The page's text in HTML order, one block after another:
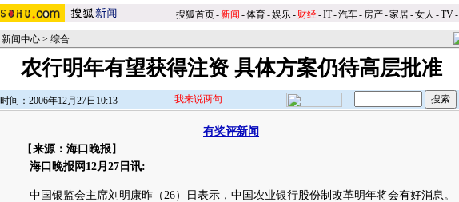
搜狐首页-新闻 -体育-娱乐- 财经-IT-汽车- 房产-家居-女人 -TV-
新闻中心 > 综合
农行明年有望获得注资 具体方案仍待高层批准
时间：2006年12月27日10:13 我来说两句
有奖评新闻
【来源：海口晚报】
海口晚报网12月27日讯:
中国银监会主席刘明康昨（26）日表示，中国农业银行股份制改革明年将会有好消息。